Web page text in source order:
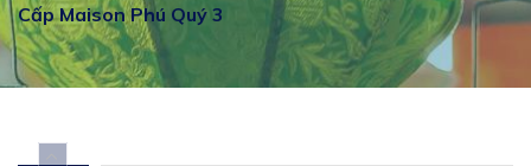
Cấp Maison Phú Quý 3